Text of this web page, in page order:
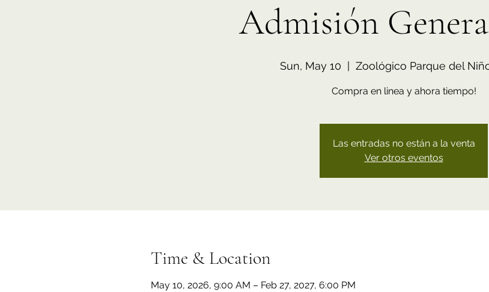
Admisión
Sun, May 10 Zoológico Parque del
Compra en linea y ahora tiempo!
Las entradas no están a la venta
Ver otros eventos
Time & Location
May 10, 2026, 9:00 AM – Feb 27, 2027, 6:00 PM